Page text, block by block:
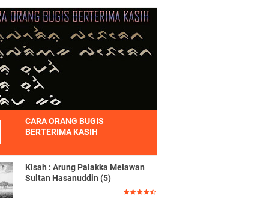
CARA ORANG BUGIS
BERTERIMA KASIH
Kisah : Arung Palakka Melawan
Sultan Hasanuddin (5)